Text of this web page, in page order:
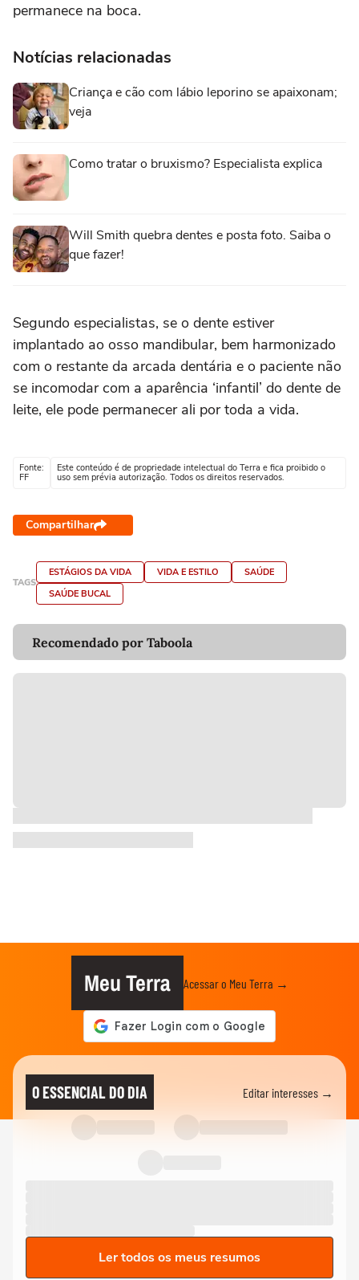
permanece na boca.
Notícias relacionadas
Criança e cão com lábio leporino se apaixonam;
veja
Como tratar o bruxismo? Especialista explica
Will Smith quebra dentes e posta foto. Saiba o
que fazer!
Segundo especialistas, se o dente estiver
implantado ao osso mandibular, bem harmonizado
com o restante da arcada dentária e o paciente não
se incomodar com a aparência ‘infantil’ do dente de
leite, ele pode permanecer ali por toda a vida.
Fonte:
FF
Este conteúdo é de propriedade intelectual do Terra e fica proibido o
uso sem prévia autorização. Todos os direitos reservados.
Compartilhar
TAGS
ESTÁGIOS DA VIDA VIDA E ESTILO
SAÚDE
SAÚDE BUCAL
Recomendado por Taboola
Meu Terra Acessar o Meu Terra →
O ESSENCIAL DO DIA Editar interesses →
Ler todos os meus resumos